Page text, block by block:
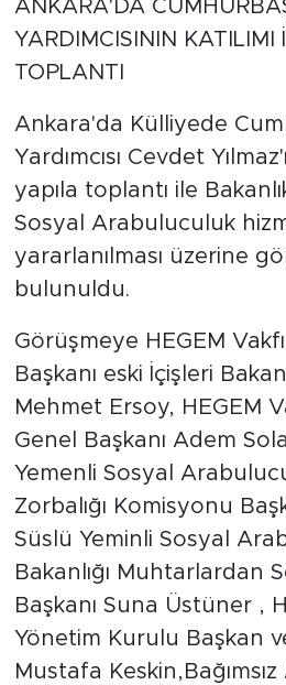
ANKARA'DA
YARDIMCISININ KATILIMI
TOPLANTI
Ankara'da Külliyede
Yardımcısı Cevdet
yapıla toplantı ile
Sosyal Arabuluculuk
yararlanılması üzerine
bulunuldu.
Görüşmeye HEGEM
Başkanı eski İçişleri Bakan
Mehmet Ersoy, HEGEM
Genel Başkanı Adem
Yemenli Sosyal
Zorbalığı Komisyonu
Süslü Yeminli Sosyal
Bakanlığı Muhtarlardan
Başkanı Suna Üstüner ,
Yönetim Kurulu Başkan
Mustafa